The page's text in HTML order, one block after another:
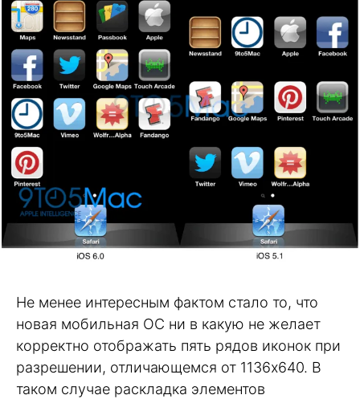
Не менее интересным фактом стало то, что
новая мобильная ОС ни в какую не желает
корректно отображать пять рядов иконок при
разрешении, отличающемся от 1136х640. В
таком случае раскладка элементов